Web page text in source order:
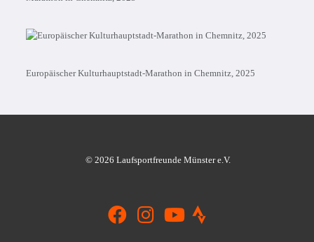
Europäischer Kulturhauptstadt-Marathon in Chemnitz, 2025
© 2026 Laufsportfreunde Münster e.V.